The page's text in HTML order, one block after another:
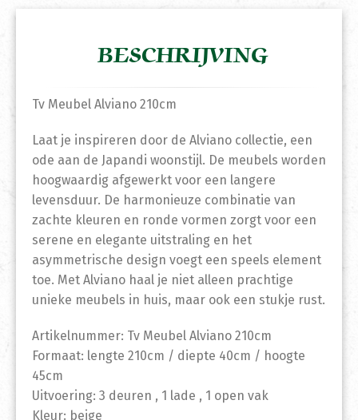
BESCHRIJVING
Tv Meubel Alviano 210cm
Laat je inspireren door de Alviano collectie, een
ode aan de Japandi woonstijl. De meubels worden
hoogwaardig afgewerkt voor een langere
levensduur. De harmonieuze combinatie van
zachte kleuren en ronde vormen zorgt voor een
serene en elegante uitstraling en het
asymmetrische design voegt een speels element
toe. Met Alviano haal je niet alleen prachtige
unieke meubels in huis, maar ook een stukje rust.
Artikelnummer: Tv Meubel Alviano 210cm
Formaat: lengte 210cm / diepte 40cm / hoogte
45cm
Uitvoering: 3 deuren , 1 lade , 1 open vak
Kleur: beige